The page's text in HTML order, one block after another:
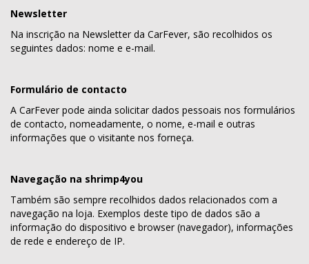
Newsletter
Na inscrição na Newsletter da CarFever, são recolhidos os
seguintes dados: nome e e-mail.
Formulário de contacto
A CarFever pode ainda solicitar dados pessoais nos formulários
de contacto, nomeadamente, o nome, e-mail e outras
informações que o visitante nos forneça.
Navegação na shrimp4you
Também são sempre recolhidos dados relacionados com a
navegação na loja. Exemplos deste tipo de dados são a
informação do dispositivo e browser (navegador), informações
de rede e endereço de IP.